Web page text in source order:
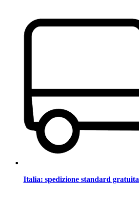
Italia: spedizione standard gratuita